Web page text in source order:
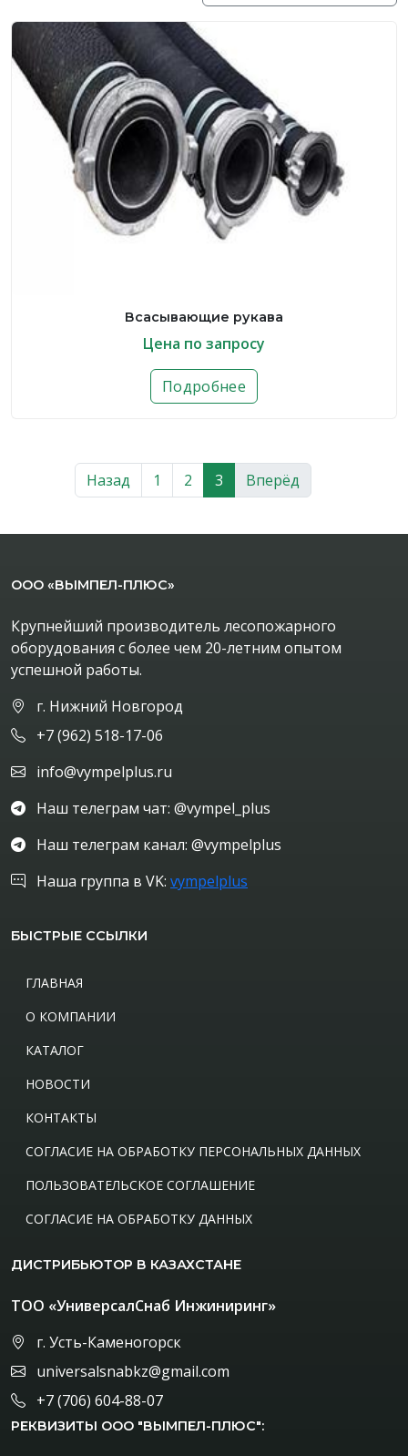
Всасывающие рукава
Цена по запросу
Подробнее
Назад 1 2 3 Вперёд
ООО «ВЫМПЕЛ-ПЛЮС»
Крупнейший производитель лесопожарного
оборудования с более чем 20-летним опытом
успешной работы.
г. Нижний Новгород
+7 (962) 518-17-06
info@vympelplus.ru
Наш телеграм чат: @vympel_plus
Наш телеграм канал: @vympelplus
Наша группа в VK: vympelplus
БЫСТРЫЕ ССЫЛКИ
ГЛАВНАЯ
О КОМПАНИИ
КАТАЛОГ
НОВОСТИ
КОНТАКТЫ
СОГЛАСИЕ НА ОБРАБОТКУ ПЕРСОНАЛЬНЫХ ДАННЫХ
ПОЛЬЗОВАТЕЛЬСКОЕ СОГЛАШЕНИЕ
СОГЛАСИЕ НА ОБРАБОТКУ ДАННЫХ
ДИСТРИБЬЮТОР В КАЗАХСТАНЕ
ТОО «УниверсалСнаб Инжиниринг»
г. Усть-Каменогорск
universalsnabkz@gmail.com
+7 (706) 604-88-07
РЕКВИЗИТЫ ООО "ВЫМПЕЛ-ПЛЮС":